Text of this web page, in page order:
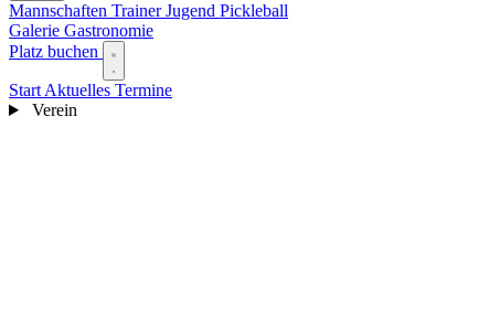
Mannschaften TrainerJugend Pickleball
Galerie Gastronomie
Platz buchen
Start Aktuelles Termine
Verein